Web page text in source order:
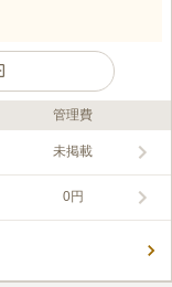
山の一つとして宗門の
かかわりを持っていま
川将軍家の墓所も建
管理費
未掲載
0円